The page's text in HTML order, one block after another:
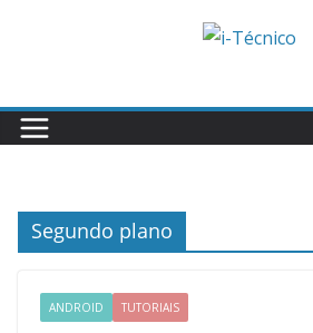
Segundo plano
ANDROID TUTORIAIS